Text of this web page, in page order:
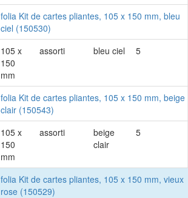
folia Kit de cartes pliantes, 105 x 150 mm, bleu
ciel (150530)
105 x
150
mm
assorti bleu ciel 5
folia Kit de cartes pliantes, 105 x 150 mm, beige
clair (150543)
105 x
150
mm
assorti
beige
clair
5
folia Kit de cartes pliantes, 105 x 150 mm, vieux
rose (150529)